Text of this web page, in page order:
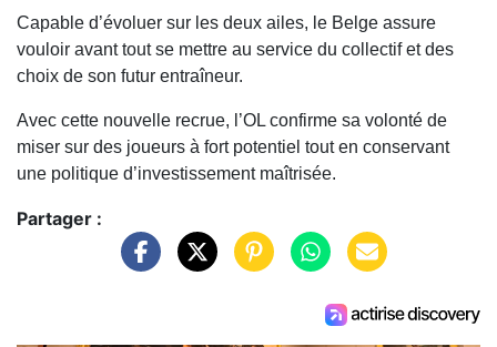
Capable d’évoluer sur les deux ailes, le Belge assure
vouloir avant tout se mettre au service du collectif et des
choix de son futur entraîneur.
Avec cette nouvelle recrue, l’OL confirme sa volonté de
miser sur des joueurs à fort potentiel tout en conservant
une politique d’investissement maîtrisée.
Partager :